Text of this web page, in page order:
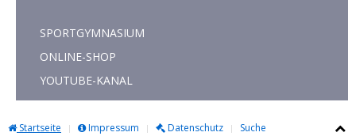
SPORTGYMNASIUM
ONLINE-SHOP
YOUTUBE-KANAL
Startseite Impressum Datenschutz Suche